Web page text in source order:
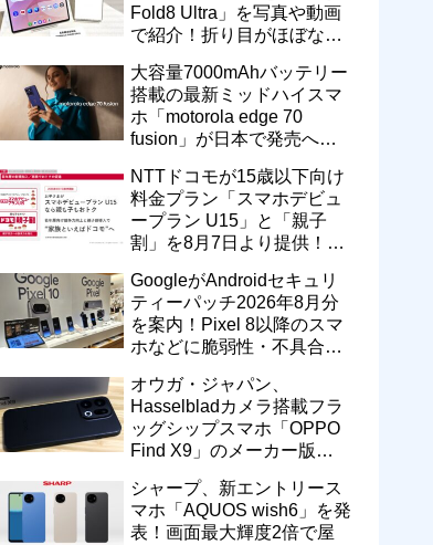
Fold8 Ultra」を写真や動画
で紹介！折り目がほぼない
ト】
大容量7000mAhバッテリー
搭載の最新ミッドハイスマ
ホ「motorola edge 70
fusion」が日本で発売へ！
過
NTTドコモが15歳以下向け
料金プラン「スマホデビュ
ープラン U15」と「親子
割」を8月7日より提供！親
550円割引に
GoogleがAndroidセキュリ
ティーパッチ2026年8月分
を案内！Pixel 8以降のスマ
ホなどに脆弱性・不具合の
新が提供開始
オウガ・ジャパン、
Hasselbladカメラ搭載フラ
ッグシップスマホ「OPPO
Find X9」のメーカー版
げ！15万9800円に
シャープ、新エントリース
マホ「AQUOS wish6」を発
表！画面最大輝度2倍で屋